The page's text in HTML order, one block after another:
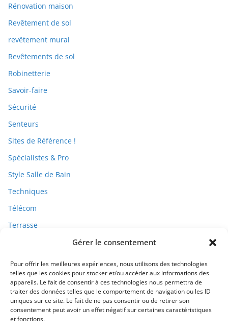
Gérer le consentement
Pour offrir les meilleures expériences, nous utilisons des technologies
telles que les cookies pour stocker et/ou accéder aux informations des
appareils. Le fait de consentir à ces technologies nous permettra de
traiter des données telles que le comportement de navigation ou les ID
uniques sur ce site. Le fait de ne pas consentir ou de retirer son
consentement peut avoir un effet négatif sur certaines caractéristiques
et fonctions.
Rénovation maison
Revêtement de sol
revêtement mural
Revêtements de sol
Robinetterie
Savoir-faire
Sécurité
Senteurs
Sites de Référence !
Spécialistes & Pro
Style Salle de Bain
Techniques
Télécom
Terrasse